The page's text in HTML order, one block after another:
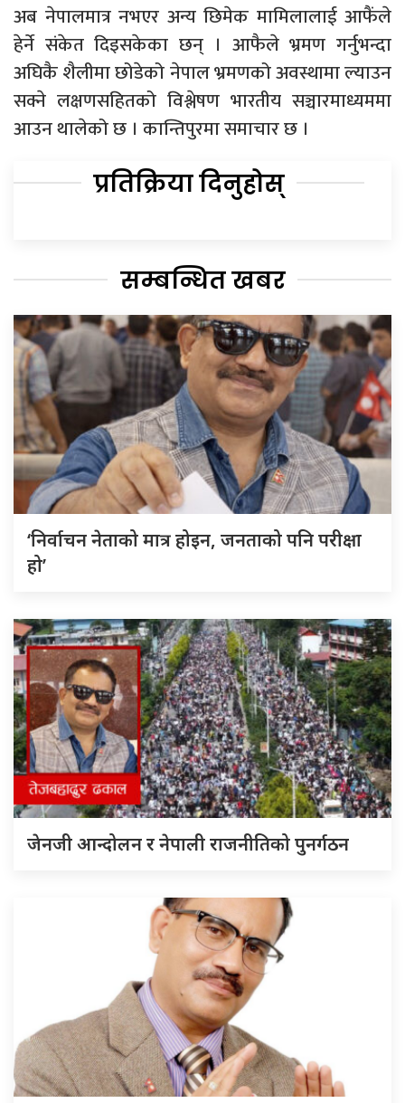
अब नेपालमात्र नभएर अन्य छिमेक मामिलालाई आफैंले
हेर्ने संकेत दिइसकेका छन् । आफैले भ्रमण गर्नुभन्दा
अघिकै शैलीमा छोडेको नेपाल भ्रमणको अवस्थामा ल्याउन
सक्ने लक्षणसहितको विश्लेषण भारतीय सञ्चारमाध्यममा
आउन थालेको छ । कान्तिपुरमा समाचार छ ।
प्रतिक्रिया दिनुहोस्
सम्बन्धित खबर
‘निर्वाचन नेताको मात्र होइन, जनताको पनि परीक्षा
हो’
जेनजी आन्दोलन र नेपाली राजनीतिको पुनर्गठन